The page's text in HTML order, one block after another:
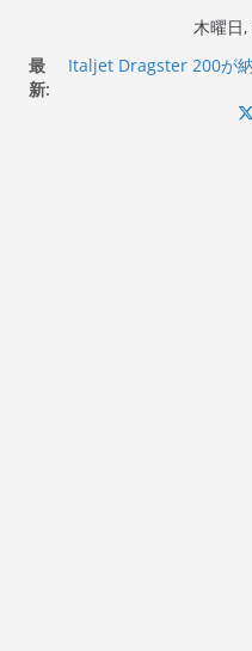
木曜日
最
新:
Italjet Dragster 200が